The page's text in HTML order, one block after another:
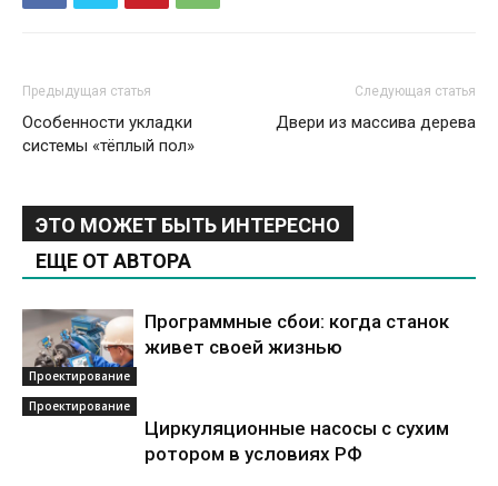
Предыдущая статья
Особенности укладки
системы «тёплый пол»
Следующая статья
Двери из массива дерева
ЭТО МОЖЕТ БЫТЬ ИНТЕРЕСНО
ЕЩЕ ОТ АВТОРА
Проектирование
Программные сбои: когда станок
живет своей жизнью
Проектирование
Циркуляционные насосы с сухим
ротором в условиях РФ